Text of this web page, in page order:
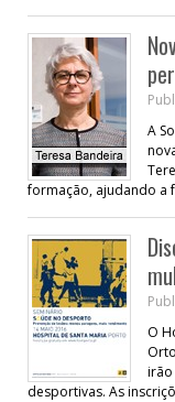
A
formação, ajudando a
O
irão
desportivas. As